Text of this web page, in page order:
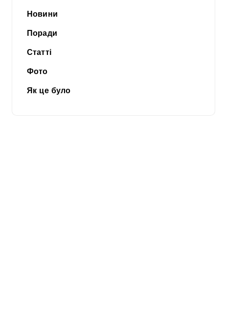
Новини
Поради
Статті
Фото
Як це було